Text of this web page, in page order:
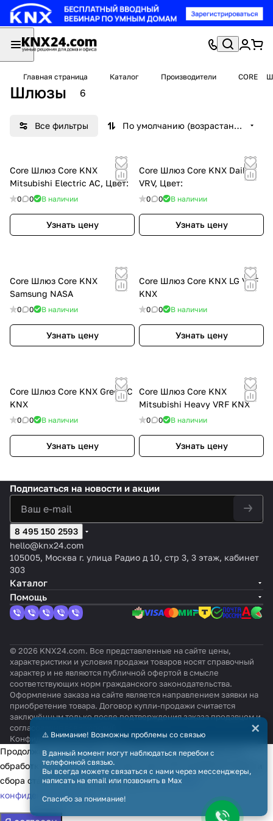
Главная страница Каталог Производители CORE
Шлюзы 6
Все фильтры По умолчанию (возрастание)
Core Шлюз Core KNX
Mitsubishi Electric AC, Цвет:
0 0 В наличии
Узнать цену
Core Шлюз Core KNX Daikin
VRV, Цвет:
0 0 В наличии
Узнать цену
Core Шлюз Core KNX
Samsung NASA
0 0 В наличии
Узнать цену
Core Шлюз Core KNX LG VRF
KNX
0 0 В наличии
Узнать цену
Core Шлюз Core KNX Gree AC
KNX
0 0 В наличии
Узнать цену
Core Шлюз Core KNX
Mitsubishi Heavy VRF KNX
0 0 В наличии
Узнать цену
Подписаться на новости и акции
8 495 150 2593
hello@knx24.com
105005, Москва г. улица Радио д 10, стр 3, 3 этаж, кабинет
303
Каталог
Помощь
© 2026 KNX24.com. Все представленные на сайте цены,
характеристики и условия продажи товаров носят справочный
характер и не являются публичной офертой в смысле
соответствующих норм гражданского законодательства.
Оформление заказа на сайте является направлением заявки на
приобретение товара. Договор купли-продажи считается
заключённым только после подтверждения заказа продавцом и
согласования всех условий.
КонфиденциальностьОферта
⚠️ Внимание! Возможны проблемы со связью
В данный момент могут наблюдаться перебои с
телефонной связью.
Вы всегда можете связаться с нами через мессенджеры,
написать на email или позвонить в Max
Спасибо за понимание!
×
Продолжая использовать наш сайт, вы даёте согласие на
обработку файлов cookie в целях функционирования сайта и
сбора статистики в соответствии сполитикой
конфиденциальности